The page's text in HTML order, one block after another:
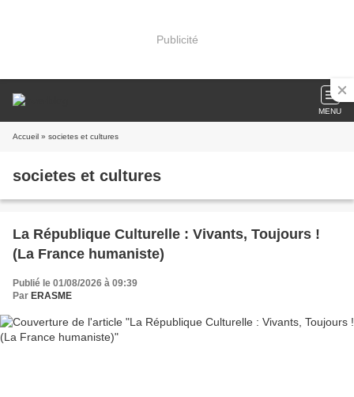
Publicité
MENU
Accueil » societes et cultures
societes et cultures
La République Culturelle : Vivants, Toujours !
(La France humaniste)
Publié le 01/08/2026 à 09:39
Par ERASME